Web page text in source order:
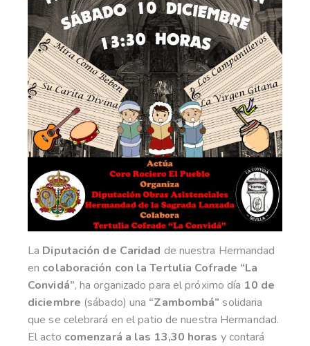
La Diputación de Caridad de nuestra Hermandad
en colaboración con la Tertulia Cofrade “La
Convidá”, ha organizado para el próximo día 10 de
diciembre (sábado) una “Zambombá” solidaria
que se celebrará en el patio de nuestra Hermandad.
El acto comenzará a las 13,30 horas y contará